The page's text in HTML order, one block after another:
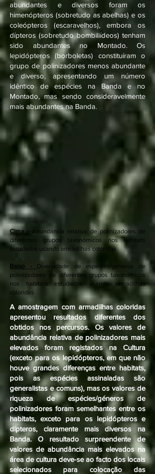
abundantes e diversos foram os
himenópteros (sobretudo as abelhas) e os
coleópteros (escaravelhos), embora os
dípteros (sobretudo bombiliídeos) tenham
sido abundantes no Montado. Os
lepidópteros (borboletas) constituíram o
grupo de polinizadores menos abundante
e diverso, apresentando um número
idêntico de espécies na Banda e no
Montado, mas sendo consideravelmente
mais abundantes na Banda.
Cima - Abundância relativa de polinizadores de
diferentes grupos taxonómicos nos habitats
estudados usando armadilhas coloridas
Baixo - Diversidade de espécies/géneros de
polinizadores de diferentes grupos taxonómicos
nos habitats estudados usando armadilhas
coloridas
A amostragem com armadilhas coloridas
apresentou resultados diferentes dos
obtidos nos percursos. Os valores de
abundância relativa de polinizadores mais
elevados foram registados na Cultura
(exceto para os lepidópteros, em que não
houve grandes diferenças entre habitats,
pois as espécies assinaladas são
generalistas e comuns), mas os valores de
riqueza de espécies/géneros de
polinizadores foram semelhantes entre os
habitats, exceto para os lepidópteros e
dípteros, claramente mais diversos na
Banda. O resultado surpreendente de
valores de abundância mais elevados na
área de cultura deve-se ao facto dos locais
selecionados para colocação das